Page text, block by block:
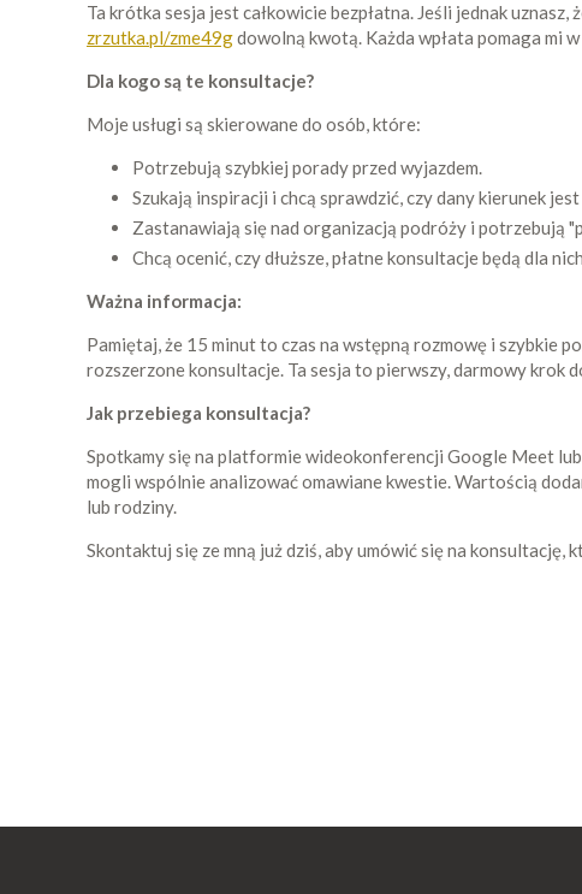
Ta krótka sesja jest całkowicie bezpłatna. Jeśli jednak
zrzutka.pl/zme49gdowolną kwotą. Każda wpłata pomaga mi
Dla kogo są te konsultacje?
Moje usługi są skierowane do osób, które:
Potrzebują szybkiej porady przed wyjazdem.
Szukają inspiracji i chcą sprawdzić, czy dany kierunek jest
Zastanawiają się nad organizacją podróży i potrzebują
Chcą ocenić, czy dłuższe, płatne konsultacje będą dla
Ważna informacja:
Pamiętaj, że 15 minut to czas na wstępną rozmowę i szybkie
rozszerzone konsultacje. Ta sesja to pierwszy, darmowy krok
Jak przebiega konsultacja?
Spotkamy się na platformie wideokonferencji Google Meet
mogli wspólnie analizować omawiane kwestie. Wartością
lub rodziny.
Skontaktuj się ze mną już dziś, aby umówić się na